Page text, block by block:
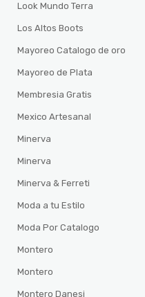
Look Mundo Terra
Los Altos Boots
Mayoreo Catalogo de oro
Mayoreo de Plata
Membresia Gratis
Mexico Artesanal
Minerva
Minerva
Minerva & Ferreti
Moda a tu Estilo
Moda Por Catalogo
Montero
Montero
Montero Danesi